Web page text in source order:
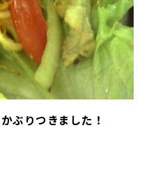
ぶりつきました！